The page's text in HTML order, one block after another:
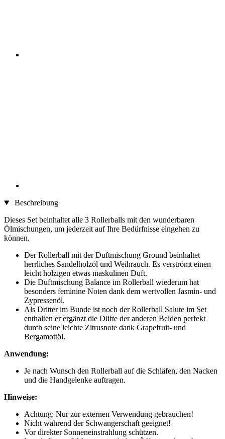
Beschreibung
Dieses Set beinhaltet alle 3 Rollerballs mit den wunderbaren
Ölmischungen, um jederzeit auf Ihre Bedürfnisse eingehen zu
können.
Der Rollerball mit der Duftmischung Ground beinhaltet
herrliches Sandelholzöl und Weihrauch. Es verströmt einen
leicht holzigen etwas maskulinen Duft.
Die Duftmischung Balance im Rollerball wiederum hat
besonders feminine Noten dank dem wertvollen Jasmin- und
Zypressenöl.
Als Dritter im Bunde ist noch der Rollerball Salute im Set
enthalten er ergänzt die Düfte der anderen Beiden perfekt
durch seine leichte Zitrusnote dank Grapefruit- und
Bergamottöl.
Anwendung:
Je nach Wunsch den Rollerball auf die Schläfen, den Nacken
und die Handgelenke auftragen.
Hinweise:
Achtung: Nur zur externen Verwendung gebrauchen!
Nicht während der Schwangerschaft geeignet!
Vor direkter Sonneneinstrahlung schützen.